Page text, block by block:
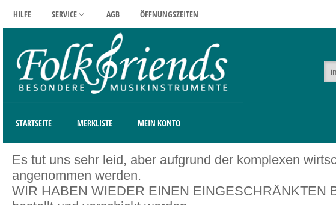
HILFE SERVICE AGB ÖFFNUNGSZEITEN
STARTSEITE MERKLISTE MEIN KONTO
Es tut uns sehr leid, aber aufgrund der komplexen
angenommen werden.
WIR HABEN WIEDER EINEN EINGESCHRÄNKTEN